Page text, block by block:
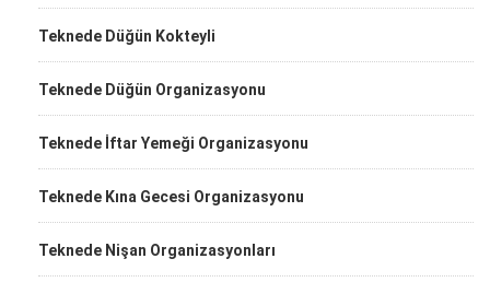
Teknede Düğün Kokteyli
Teknede Düğün Organizasyonu
Teknede İftar Yemeği Organizasyonu
Teknede Kına Gecesi Organizasyonu
Teknede Nişan Organizasyonları